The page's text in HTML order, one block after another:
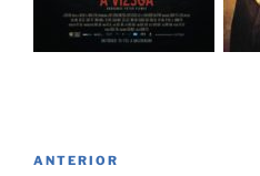
Navegación
Entrada
ANTERIOR